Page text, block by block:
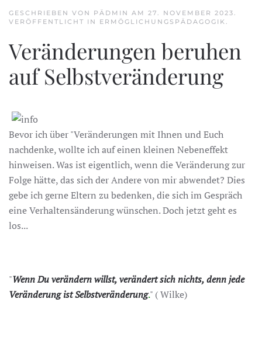
GESCHRIEBEN VON PÄDMIN AM 27. NOVEMBER 2023.
VERÖFFENTLICHT IN ERMÖGLICHUNGSPÄDAGOGIK.
Veränderungen beruhen
auf Selbstveränderung
Bevor ich über "Veränderungen mit Ihnen und Euch
nachdenke, wollte ich auf einen kleinen Nebeneffekt
hinweisen. Was ist eigentlich, wenn die Veränderung zur
Folge hätte, das sich der Andere von mir abwendet? Dies
gebe ich gerne Eltern zu bedenken, die sich im Gespräch
eine Verhaltensänderung wünschen. Doch jetzt geht es
los...
"Wenn Du verändern willst, verändert sich nichts, denn jede
Veränderung ist Selbstveränderung." ( Wilke)